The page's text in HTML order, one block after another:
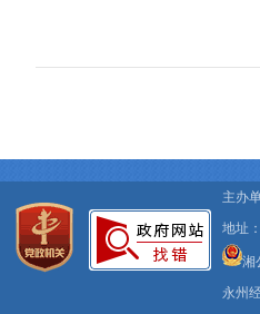
主办
地址
湘
永州